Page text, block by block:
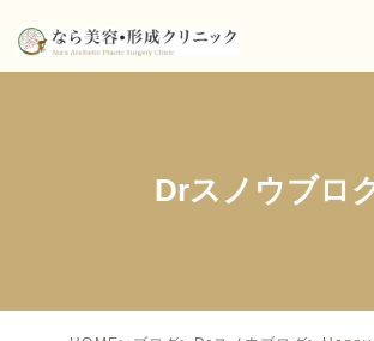
Drスノウブロ